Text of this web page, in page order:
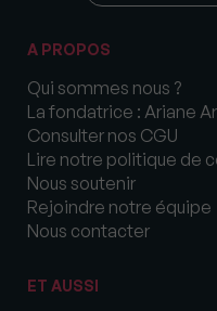
A PROPOS
Qui sommes nous ?
La fondatrice : Ariane
Consulter nos CGU
Lire notre politique de
Nous soutenir
Rejoindre notre équipe
Nous contacter
ET AUSSI